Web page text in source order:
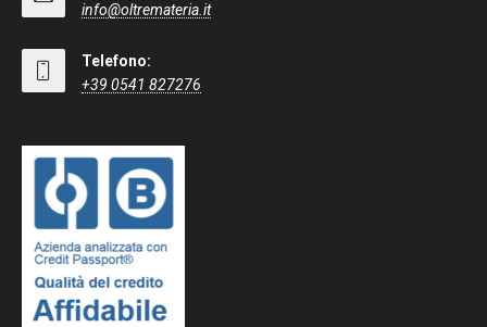
info@oltremateria.it
Telefono:
+39 0541 827276